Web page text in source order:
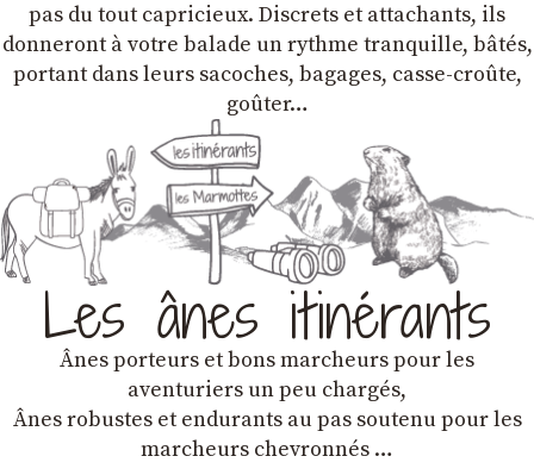
pas du tout capricieux. Discrets et attachants, ils
donneront à votre balade un rythme tranquille, bâtés,
portant dans leurs sacoches, bagages, casse-croûte,
goûter…
Les ânes itinérants
Ânes porteurs et bons marcheurs pour les
aventuriers un peu chargés,
Ânes robustes et endurants au pas soutenu pour les
marcheurs chevronnés …